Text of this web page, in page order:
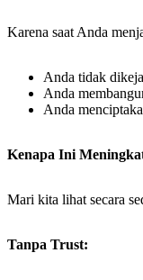
Karena saat Anda
Anda tidak
Anda
Anda
Kenapa Ini
Mari kita lihat secara
Tanpa Trust: